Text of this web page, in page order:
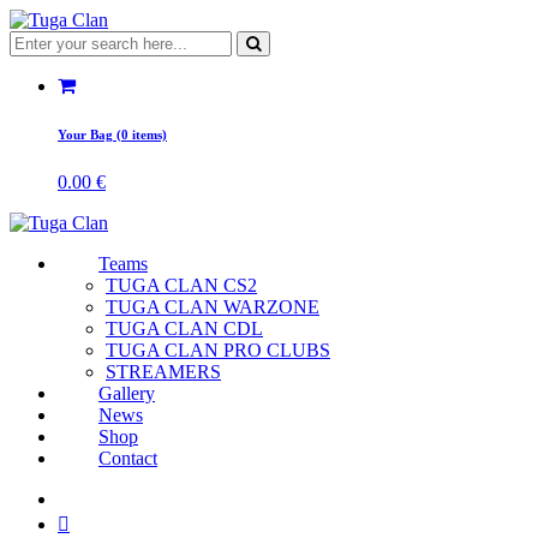
Your Bag (0 items)
0.00 €
Teams
TUGA CLAN CS2
TUGA CLAN WARZONE
TUGA CLAN CDL
TUGA CLAN PRO CLUBS
STREAMERS
Gallery
News
Shop
Contact